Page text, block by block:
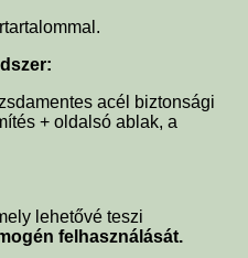
acél biztonsági
+ oldalsó ablak, a
lehetővé teszi
felhasználását.